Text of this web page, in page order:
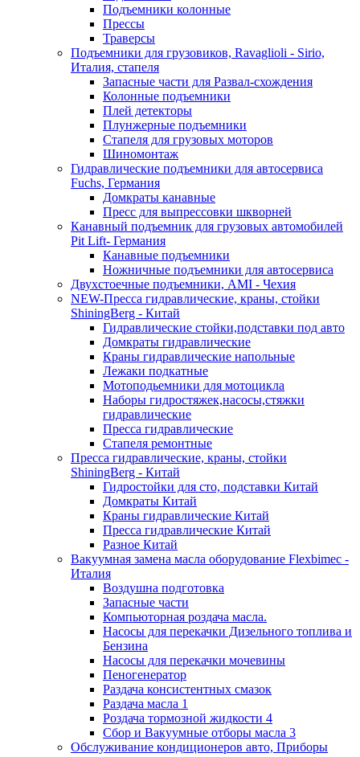
Подъемники колонные
Прессы
Траверсы
Подъемники для грузовиков, Ravaglioli - Sirio,
Италия, стапеля
Запасные части для Развал-схождения
Колонные подъемники
Плей детекторы
Плунжерные подъемники
Стапеля для грузовых моторов
Шиномонтаж
Гидравлические подъемники для автосервиса
Fuchs, Германия
Домкраты канавные
Пресс для выпрессовки шкворней
Канавный подъемник для грузовых автомобилей
Pit Lift- Германия
Канавные подъемники
Ножничные подъемники для автосервиса
Двухстоечные подъемники, АМІ - Чехия
NEW-Пресса гидравлические, краны, стойки
ShiningBerg - Китай
Гидравлические стойки,подставки под авто
Домкраты гидравлические
Краны гидравлические напольные
Лежаки подкатные
Мотоподьемники для мотоцикла
Наборы гидростяжек,насосы,стяжки
гидравлические
Пресса гидравлические
Стапеля ремонтные
Пресса гидравлические, краны, стойки
ShiningBerg - Китай
Гидростойки для сто, подставки Китай
Домкраты Китай
Краны гидравлические Китай
Пресса гидравлические Китай
Разное Китай
Вакуумная замена масла оборудование Flexbimeс -
Италия
Воздушна подготовка
Запасные части
Компьюторная роздача масла.
Насосы для перекачки Дизельного топлива и
Бензина
Насосы для перекачки мочевины
Пеногенератор
Раздача консистентных смазок
Раздача масла 1
Роздача тормозной жидкости 4
Сбор и Вакуумные отборы масла 3
Обслуживание кондиционеров авто, Приборы